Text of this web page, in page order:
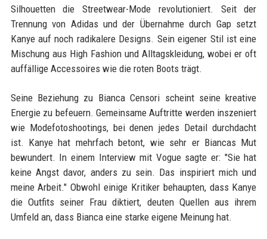
Silhouetten die Streetwear-Mode revolutioniert. Seit der
Trennung von Adidas und der Übernahme durch Gap setzt
Kanye auf noch radikalere Designs. Sein eigener Stil ist eine
Mischung aus High Fashion und Alltagskleidung, wobei er oft
auffällige Accessoires wie die roten Boots trägt.
Seine Beziehung zu Bianca Censori scheint seine kreative
Energie zu befeuern. Gemeinsame Auftritte werden inszeniert
wie Modefotoshootings, bei denen jedes Detail durchdacht
ist. Kanye hat mehrfach betont, wie sehr er Biancas Mut
bewundert. In einem Interview mit Vogue sagte er: "Sie hat
keine Angst davor, anders zu sein. Das inspiriert mich und
meine Arbeit." Obwohl einige Kritiker behaupten, dass Kanye
die Outfits seiner Frau diktiert, deuten Quellen aus ihrem
Umfeld an, dass Bianca eine starke eigene Meinung hat.